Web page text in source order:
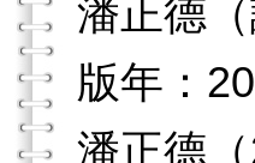
潘正德
版年：
潘正德